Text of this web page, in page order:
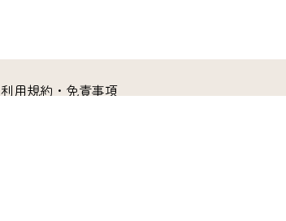
利用規約・免責事項